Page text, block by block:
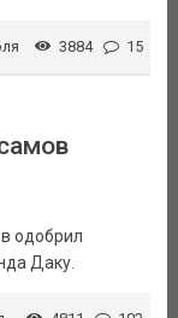
3884 15
одобрил
Даку.